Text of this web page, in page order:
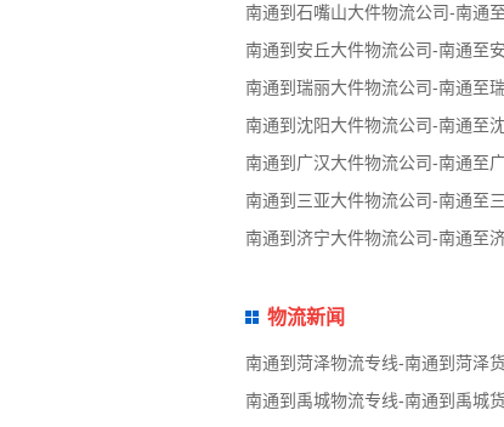
南通到石嘴山大件物流公司-南通
南通到安丘大件物流公司-南通至
南通到瑞丽大件物流公司-南通至
南通到沈阳大件物流公司-南通至
南通到广汉大件物流公司-南通至
南通到三亚大件物流公司-南通至
南通到济宁大件物流公司-南通至
物流新闻
南通到菏泽物流专线-南通到菏泽
南通到禹城物流专线-南通到禹城